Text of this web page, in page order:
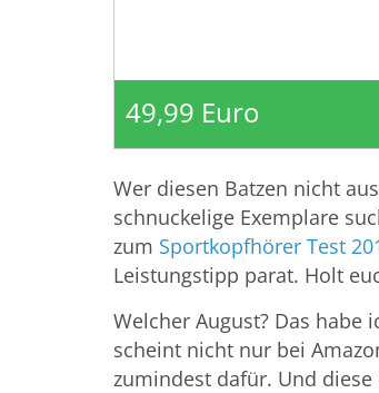
49,99 Euro
Wer diesen Batzen nicht
schnuckelige Exemplare
zum Sportkopfhörer Test
Leistungstipp parat. Holt
Welcher August? Das habe
scheint nicht nur bei
zumindest dafür. Und